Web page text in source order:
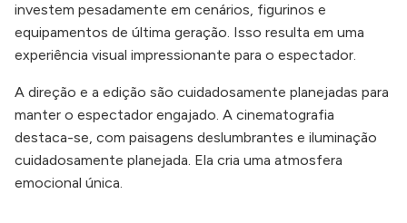
investem pesadamente em cenários, figurinos e
equipamentos de última geração. Isso resulta em uma
experiência visual impressionante para o espectador.
A direção e a edição são cuidadosamente planejadas para
manter o espectador engajado. A cinematografia
destaca-se, com paisagens deslumbrantes e iluminação
cuidadosamente planejada. Ela cria uma atmosfera
emocional única.